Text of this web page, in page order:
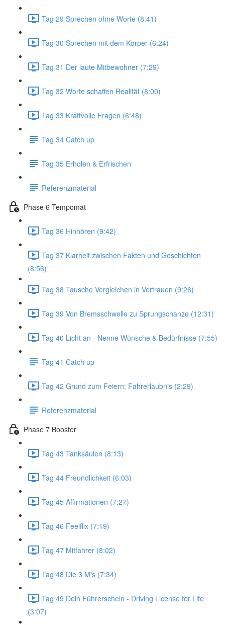
Tag 29 Sprechen ohne Worte (8:41)
Tag 30 Sprechen mit dem Körper (6:24)
Tag 31 Der laute Mitbewohner (7:29)
Tag 32 Worte schaffen Realität (8:00)
Tag 33 Kraftvolle Fragen (6:48)
Tag 34 Catch up
Tag 35 Erholen & Erfrischen
Referenzmaterial
Phase 6 Tempomat
Tag 36 Hinhören (9:42)
Tag 37 Klarheit zwischen Fakten und Geschichten
(8:56)
Tag 38 Tausche Vergleichen in Vertrauen (9:26)
Tag 39 Von Bremsschwelle zu Sprungschanze (12:31)
Tag 40 Licht an - Nenne Wünsche & Bedürfnisse (7:55)
Tag 41 Catch up
Tag 42 Grund zum Feiern: Fahrerlaubnis (2:29)
Referenzmaterial
Phase 7 Booster
Tag 43 Tanksäulen (8:13)
Tag 44 Freundlichkeit (6:03)
Tag 45 Affirmationen (7:27)
Tag 46 Feelflix (7:19)
Tag 47 Mitfahrer (8:02)
Tag 48 Die 3 M's (7:34)
Tag 49 Dein Führerschein - Driving License for Life
(3:07)